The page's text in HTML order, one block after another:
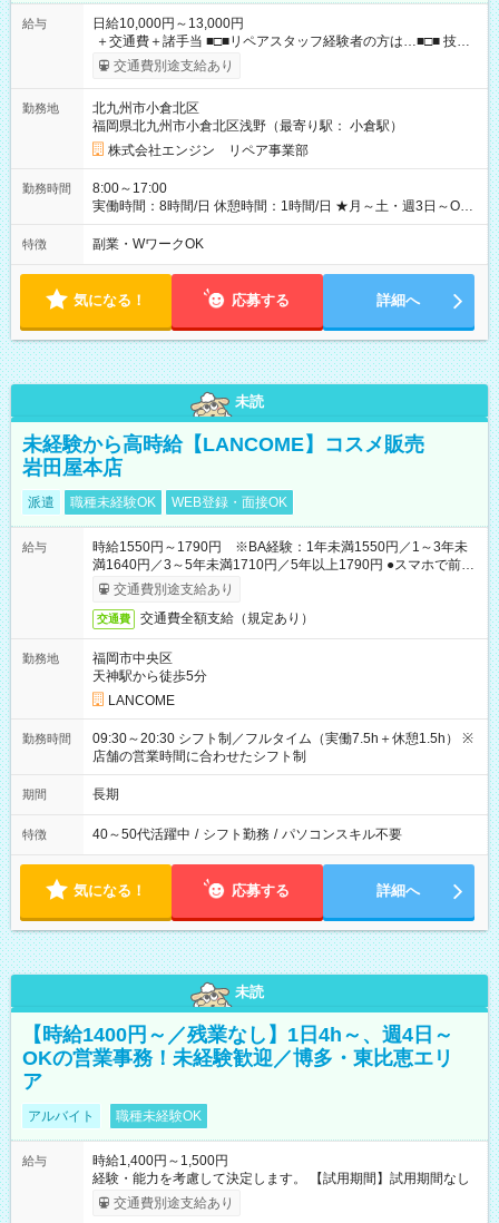
給与
日給10,000円～13,000円
＋交通費＋諸手当 ■□■リペアスタッフ経験者の方は…■□■ 技術
チェック後に日給を決定します！ ・現場数に応じて『日給が1.2
倍』！ ・その他手当により『1.5倍』になることも…！ ・その
◆交通費規定支給 ◆残業手当あり ◆子供手当あり ◆宿泊手当あり
(2000円/1日) ※宿泊を伴う現場の場合 ◆先輩スタッフの給与例
﹋﹋﹋﹋﹋﹋﹋﹋﹋﹋﹋ ・週5日勤務Aさん ＞＞日給10，000円
×20勤務 ＞＞月収20万円＋諸手当 【試用期間】試用期間あり 試
用期間の長さ：6ヶ月 ※ 雇用形態と給与に、本採用時と異なる
部分があります。 雇用形態：本採用時と同じです。 給与：日
円 121勤務目から日給10，000円～ となります。
::::: ::::: ::::: ::::: ::::: ::::::
交通費別途支給あり
勤務地
北九州市小倉北区
福岡県北九州市小倉北区浅野（最寄り駅： 小倉駅）
株式会社エンジン リペア事業部
勤務時間
8:00～17:00
実働時間：8時間/日 休憩時間：1時間/日 ★月～土・週3日～OK
★週4～5日入れる方大歓迎！※日時相談OK ★時期により連休取
得も可能！ ＼毎月希望シフト提出で働きやすい！／ 毎月20日ま
相談OK
特徴 副業・WワークOK
気になる！ 応募する 詳細へ
未読
未経験から高時給【LANCOME】コスメ販売
岩田屋本店
派遣 職種未経験OK WEB登録・面接OK
給与
時給1550円～1790円 ※BA経験：1年未満1550円／1～3年未
満1640円／3～5年未満1710円／5年以上1790円 ●スマホで前払
いOK（※上限、条件あり）
交通費別途支給あり
交通費 交通費全額支給（規定あり）
勤務地
福岡市中央区
天神駅から徒歩5分
LANCOME
勤務時間
09:30～20:30 シフト制／フルタイム（実働7.5h＋休憩1.5h） ※
店舗の営業時間に合わせたシフト制
期間 長期
特徴 40～50代活躍中 / シフト勤務 / パソコンスキル不要
気になる！ 応募する 詳細へ
未読
【時給1400円～／残業なし】1日4h～、週4日～
OKの営業事務！未経験歓迎／博多・東比恵エリ
ア
アルバイト 職種未経験OK
給与
時給1,400円～1,500円
経験・能力を考慮して決定します。 【試用期間】試用期間なし
交通費別途支給あり